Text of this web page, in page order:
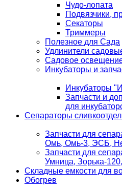
Чудо-лопата
Подвязчики,
Секаторы
Триммеры
Полезное для Сада
Удлинители
Садовое
Инкубаторы и
Инкубаторы
Запчасти и
для
Сепараторы
Запчасти для
Омь, Омь-3, ЭСБ,
Запчасти для
Умница, Зорька-
Складные емкости для
Обогрев